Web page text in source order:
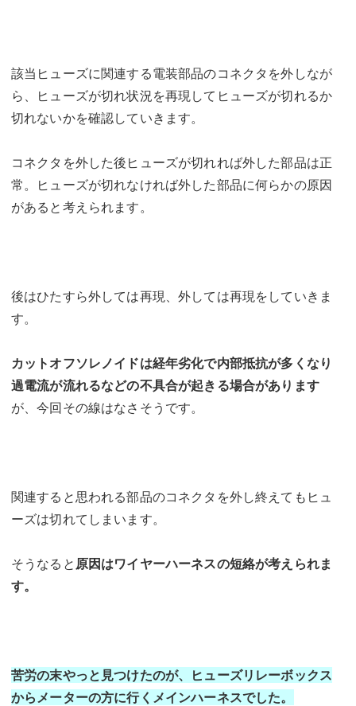
該当ヒューズに関連する電装部品のコネクタを外しなが
ら、ヒューズが切れ状況を再現してヒューズが切れるか
切れないかを確認していきます。
コネクタを外した後ヒューズが切れれば外した部品は正
常。ヒューズが切れなければ外した部品に何らかの原因
があると考えられます。
後はひたすら外しては再現、外しては再現をしていきま
す。
カットオフソレノイドは経年劣化で内部抵抗が多くなり
過電流が流れるなどの不具合が起きる場合があります
が、今回その線はなさそうです。
関連すると思われる部品のコネクタを外し終えてもヒュ
ーズは切れてしまいます。
そうなると 原因はワイヤーハーネスの短絡が考えられま
す。
苦労の末やっと見つけたのが、ヒューズリレーボックス
からメーターの方に行くメインハーネスでした。